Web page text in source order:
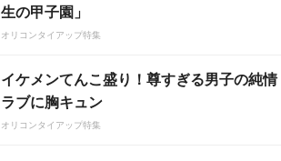
生の甲子園」
オリコンタイアップ特集
イケメンてんこ盛り！尊すぎる男子の純情
ラブに胸キュン
オリコンタイアップ特集